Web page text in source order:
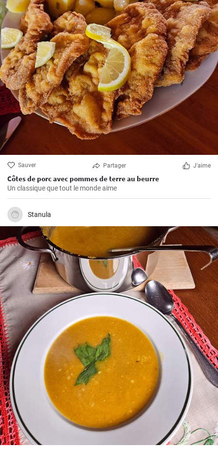
Sauver Partager J'aime
Côtes de porc avec pommes de terre au beurre
Un classique que tout le monde aime
Stanula